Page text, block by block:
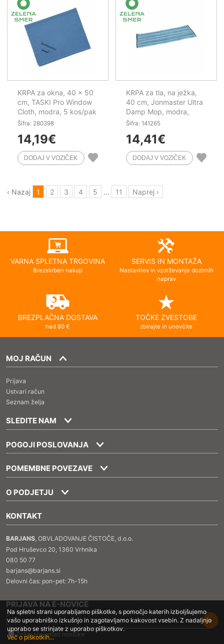
KRPA za okna, 40 x 50
cm, TASKI Pro Window
Cloth, modra, 5 kos/pak
Šifra: 280398
14,19€
KRPA za tla, na ježka,
40 cm, Jonmaster Ultra
Damp Mop, modra,
mikrovlakna, barvno
Šifra: 141265
14,41€
‹ Nazaj 1 2 3 4 5 … 11 Naprej ›
VARNA SPLETNA TRGOVINA
Brezskrben nakup
SERVIS IN MONTAŽA
Nastavitev in vzdrževanje dozirnih
naprav
BREZPLAČNA DOSTAVA
nad 80 €
TOČKE ZVESTOBE
zbirajte in unovčite
MOJ RAČUN
Prijava
Ustvari račun
Seznam želja
SLEDITE NAM
POGOJI POSLOVANJA
POMEMBNE POVEZAVE
O PODJETJU
KONTAKT
BARJANS, OBVLADOVANJE ČISTOČE, d.o.o.
Pod Hruševco 20, 1360 Vrhnika
080 50 77
barjans@barjans.si
Delovni čas: pon-pet: 7h-15h
PRIJAVA NA E-NOVICE
Želim prejemati novičke
Na spletni strani uporabljamo piškotke, s pomočjo katerih izboljšujemo
vašo uporabniško izkušnjo in zagotavljamo kakovost vsebin. Z nadaljnjo
uporabo se strinjate z uporabo piškotkov.
Več o piškotkih...